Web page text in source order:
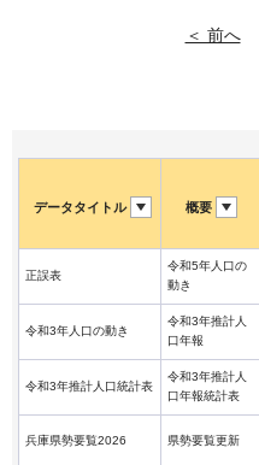
＜ 前へ
データタイトル 概要
正誤表
令和5年人口の
動き
令和3年人口の動き
令和3年推計人
口年報
令和3年推計人口統計表
令和3年推計人
口年報統計表
兵庫県勢要覧2026 県勢要覧更新